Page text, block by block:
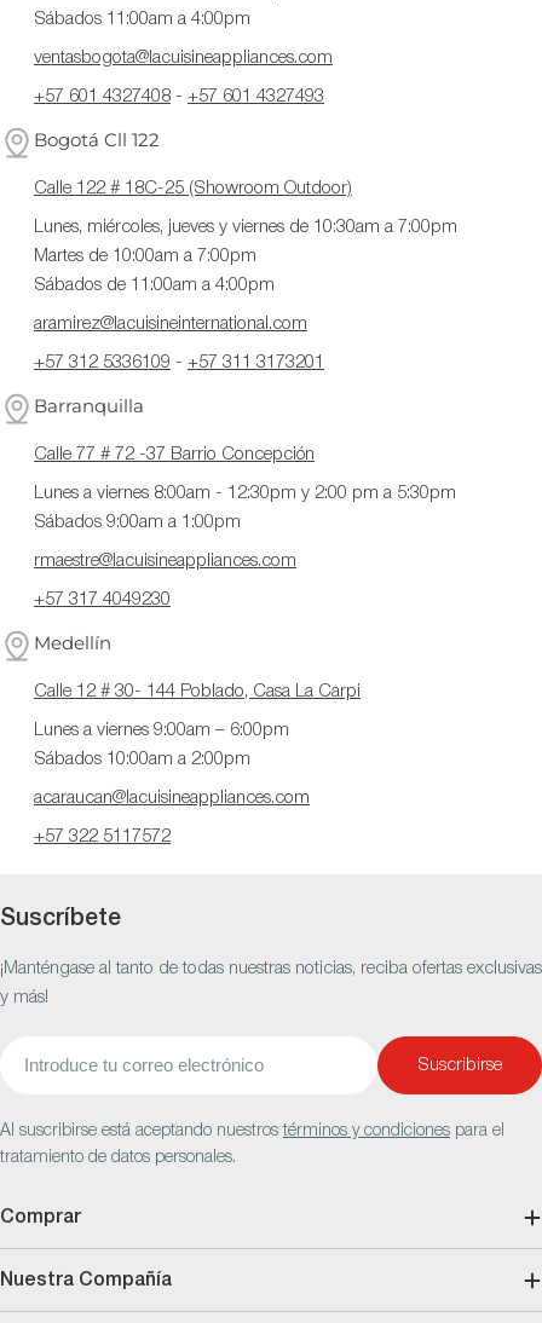
Sábados 11:00am a 4:00pm
ventasbogota@lacuisineappliances.com
+57 601 4327408 - +57 601 4327493
Bogotá Cll 122
Calle 122 # 18C-25 (Showroom Outdoor)
Lunes, miércoles, jueves y viernes de 10:30am a 7:00pm
Martes de 10:00am a 7:00pm
Sábados de 11:00am a 4:00pm
aramirez@lacuisineinternational.com
+57 312 5336109 - +57 311 3173201
Barranquilla
Calle 77 # 72 -37 Barrio Concepción
Lunes a viernes 8:00am - 12:30pm y 2:00 pm a 5:30pm
Sábados 9:00am a 1:00pm
rmaestre@lacuisineappliances.com
+57 317 4049230
Medellín
Calle 12 # 30- 144 Poblado, Casa La Carpi
Lunes a viernes 9:00am – 6:00pm
Sábados 10:00am a 2:00pm
acaraucan@lacuisineappliances.com
+57 322 5117572
Suscríbete
¡Manténgase al tanto de todas nuestras noticias, reciba ofertas exclusivas
y más!
Suscribirse
Al suscribirse está aceptando nuestrostérminos y condiciones para el
tratamiento de datos personales.
Comprar
Nuestra Compañía